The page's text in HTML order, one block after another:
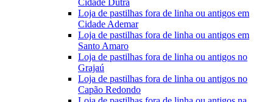
Cidade Dutra
Loja de pastilhas fora de linha ou antigos em
Cidade Ademar
Loja de pastilhas fora de linha ou antigos em
Santo Amaro
Loja de pastilhas fora de linha ou antigos no
Grajaú
Loja de pastilhas fora de linha ou antigos no
Capão Redondo